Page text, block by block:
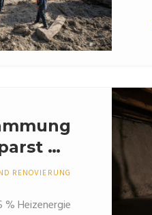
du
RENOVIERUNG
Heizenergie